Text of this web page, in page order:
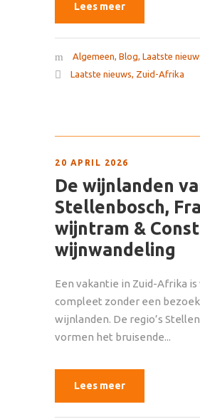
Lees meer
Algemeen, Blog, Laatste
Laatste nieuws, Zuid-Afrika
20 APRIL 2026
De wijnlanden
Stellenbosch,
wijntram &
wijnwandeling
Een vakantie in Zuid-Afrika
compleet zonder een
wijnlanden. De regio’s
vormen het bruisende...
Lees meer